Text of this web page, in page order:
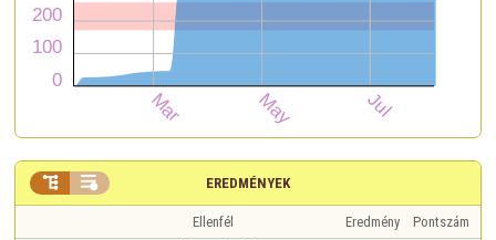
EREDMÉNYEK
 
Ellenfél Eredmény
Pontszám